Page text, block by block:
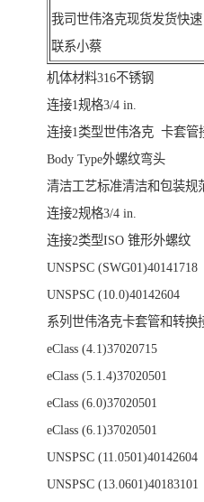
我司世伟洛克现货发货快
联系小蔡
机体材料316不锈钢
连接1规格3/4 in.
连接1类型世伟洛克 卡套管
Body Type外螺纹弯头
清洁工艺标准清洁和包装规
连接2规格3/4 in.
连接2类型ISO 锥形外螺纹
UNSPSC (SWG01)40141718
UNSPSC (10.0)40142604
系列世伟洛克卡套管和转换
eClass (4.1)37020715
eClass (5.1.4)37020501
eClass (6.0)37020501
eClass (6.1)37020501
UNSPSC (11.0501)40142604
UNSPSC (13.0601)40183101